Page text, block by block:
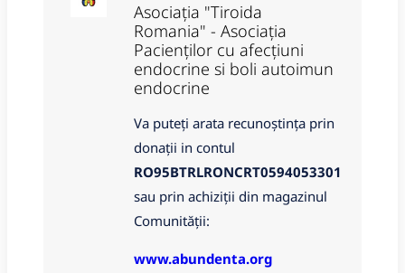
Asociația "Tiroida
Romania" - Asociația
Pacienților cu afecțiuni
endocrine si boli autoimun
endocrine
Va puteți arata recunoștința prin
donații in contul
RO95BTRLRONCRT0594053301
sau prin achiziții din magazinul
Comunității:
www.abundenta.org